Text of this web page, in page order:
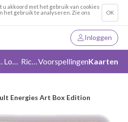
u akkoord met het gebruik van cookies
het gebruik te analyseren. Zie ons
OK
Inloggen
Loslaten RichtingVoorspellingenKaarten
Energies Art Box Edition